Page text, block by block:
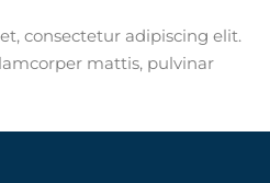
consectetur adipiscing elit.
mattis, pulvinar